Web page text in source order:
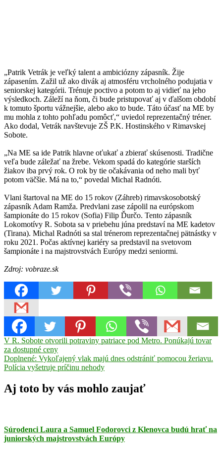
„Patrik Vetrák je veľký talent a ambiciózny zápasník. Žije
zápasením. Zažil už ako divák aj atmosféru vrcholného podujatia v
seniorskej kategórii. Trénuje poctivo a potom to aj vidieť na jeho
výsledkoch. Záleží na ňom, či bude pristupovať aj v ďalšom období
k tomuto športu vážnejšie, alebo ako to bude. Táto účasť na ME by
mu mohla z tohto pohľadu pomôcť,“ uviedol reprezentačný tréner.
Ako dodal, Vetrák navštevuje ZŠ P.K. Hostinského v Rimavskej
Sobote.
„Na ME sa ide Patrik hlavne oťukať a zbierať skúsenosti. Tradične
veľa bude záležať na žrebe. Vekom spadá do kategórie starších
žiakov iba prvý rok. O rok by tie očakávania od neho mali byť
potom väčšie. Má na to,“ povedal Michal Radnóti.
Vlani štartoval na ME do 15 rokov (Záhreb) rimavskosobotský
zápasník Adam Ramža. Predvlani zase zápolil na európskom
šampionáte do 15 rokov (Sofia) Filip Ďurčo. Tento zápasník
Lokomotívy R. Sobota sa v priebehu júna predstaví na ME kadetov
(Tirana). Michal Radnóti sa stal trénerom reprezentačnej pätnástky v
roku 2021. Počas aktívnej kariéry sa predstavil na svetovom
šampionáte i na majstrovstvách Európy medzi seniormi.
Zdroj: vobraze.sk
Lokomotíva
Rimavská
Sobotamajstrovstvá
Európy
15
rokovMichal
Navigácia
v
článku
Previous
Post:
V R. Sobote otvorili potraviny patriace pod Metro. Ponúkajú tovar
za dostupné ceny
Next
Post:
Doplnené: Vykoľajený vlak majú dnes odstrániť pomocou žeriavu.
Polícia vyšetruje príčinu nehody
Aj toto by vás mohlo zaujať
Súrodenci Laura a Samuel Fodorovci z Klenovca budú hrať na
juniorských majstrovstvách Európy